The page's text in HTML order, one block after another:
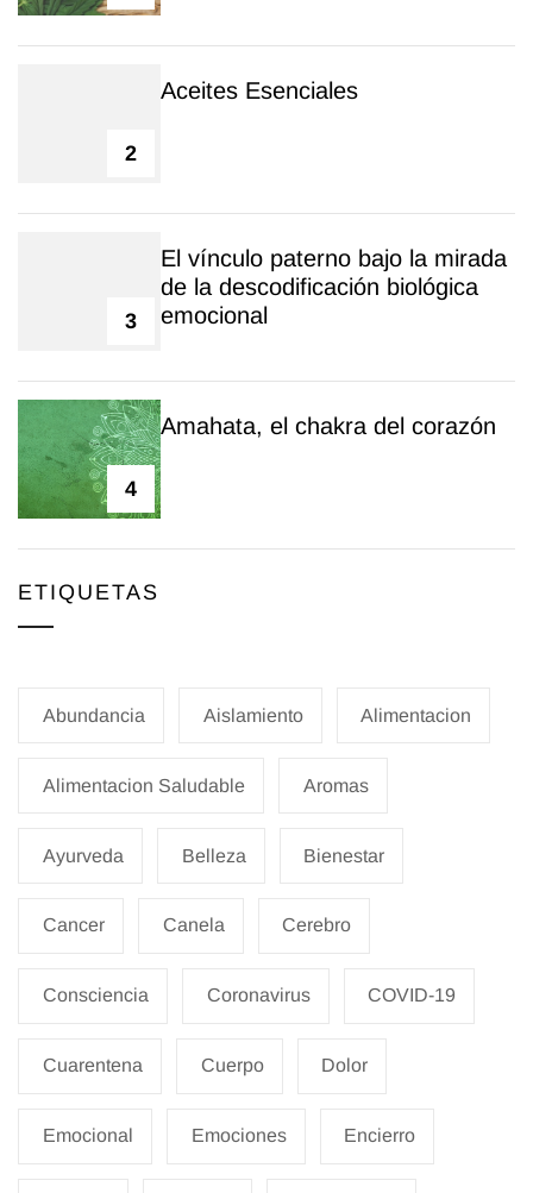
2
Aceites Esenciales
3
El vínculo paterno bajo la mirada
de la descodificación biológica
emocional
4
Amahata, el chakra del corazón
ETIQUETAS
Abundancia Aislamiento Alimentacion
Alimentacion Saludable Aromas
Ayurveda Belleza Bienestar
Cancer Canela Cerebro
Consciencia Coronavirus COVID-19
Cuarentena Cuerpo Dolor
Emocional Emociones Encierro